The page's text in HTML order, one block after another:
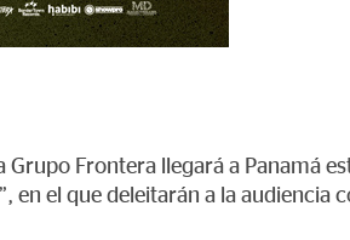
Grupo Frontera llegará a Panamá
en el que deleitarán a la audiencia